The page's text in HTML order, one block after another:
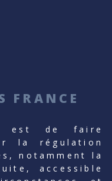
FRANCE
est de faire
la régulation
notamment la
accessible